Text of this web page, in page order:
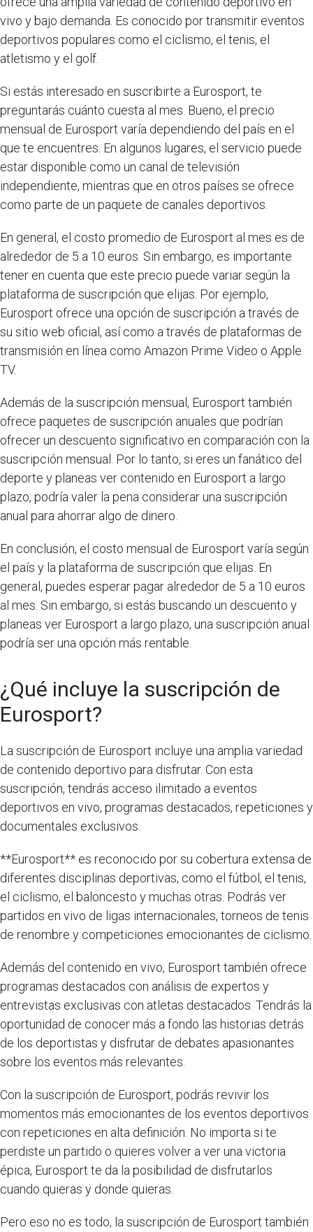
vivo y bajo demanda. Es conocido por transmitir eventos
deportivos populares como el ciclismo, el tenis, el
atletismo y el golf.
Si estás interesado en suscribirte a Eurosport, te
preguntarás cuánto cuesta al mes. Bueno, el precio
mensual de Eurosport varía dependiendo del país en el
que te encuentres. En algunos lugares, el servicio puede
estar disponible como un canal de televisión
independiente, mientras que en otros países se ofrece
como parte de un paquete de canales deportivos.
En general, el costo promedio de Eurosport al mes es de
alrededor de 5 a 10 euros. Sin embargo, es importante
tener en cuenta que este precio puede variar según la
plataforma de suscripción que elijas. Por ejemplo,
Eurosport ofrece una opción de suscripción a través de
su sitio web oficial, así como a través de plataformas de
transmisión en línea como Amazon Prime Video o Apple
TV.
Además de la suscripción mensual, Eurosport también
ofrece paquetes de suscripción anuales que podrían
ofrecer un descuento significativo en comparación con la
suscripción mensual. Por lo tanto, si eres un fanático del
deporte y planeas ver contenido en Eurosport a largo
plazo, podría valer la pena considerar una suscripción
anual para ahorrar algo de dinero.
En conclusión, el costo mensual de Eurosport varía según
el país y la plataforma de suscripción que elijas. En
general, puedes esperar pagar alrededor de 5 a 10 euros
al mes. Sin embargo, si estás buscando un descuento y
planeas ver Eurosport a largo plazo, una suscripción anual
podría ser una opción más rentable.
¿Qué incluye la suscripción de
Eurosport?
La suscripción de Eurosport incluye una amplia variedad
de contenido deportivo para disfrutar. Con esta
suscripción, tendrás acceso ilimitado a eventos
deportivos en vivo, programas destacados, repeticiones y
documentales exclusivos.
**Eurosport** es reconocido por su cobertura extensa de
diferentes disciplinas deportivas, como el fútbol, el tenis,
el ciclismo, el baloncesto y muchas otras. Podrás ver
partidos en vivo de ligas internacionales, torneos de tenis
de renombre y competiciones emocionantes de ciclismo.
Además del contenido en vivo, Eurosport también ofrece
programas destacados con análisis de expertos y
entrevistas exclusivas con atletas destacados. Tendrás la
oportunidad de conocer más a fondo las historias detrás
de los deportistas y disfrutar de debates apasionantes
sobre los eventos más relevantes.
Con la suscripción de Eurosport, podrás revivir los
momentos más emocionantes de los eventos deportivos
con repeticiones en alta definición. No importa si te
perdiste un partido o quieres volver a ver una victoria
épica, Eurosport te da la posibilidad de disfrutarlos
cuando quieras y donde quieras.
Pero eso no es todo, la suscripción de Eurosport también